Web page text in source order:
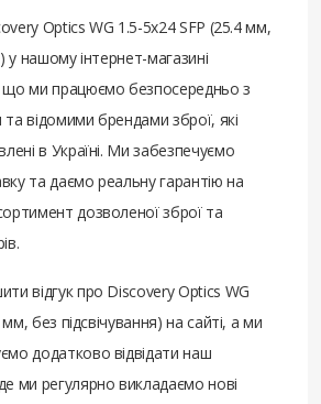
Optics WG 1.5-5х24 SFP (25.4 мм,
у нашому інтернет-магазині
ми працюємо безпосередньо з
відомими брендами зброї, які
в Україні. Ми забезпечуємо
та даємо реальну гарантію на
дозволеної зброї та
відгук про Discovery Optics WG
без підсвічування) на сайті, а ми
додатково відвідати наш
ми регулярно викладаємо нові